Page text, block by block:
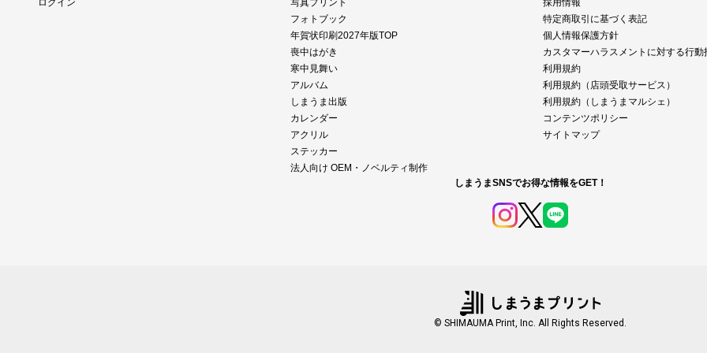
ログイン
写真プリント
フォトブック
年賀状印刷2027年版TOP
喪中はがき
寒中見舞い
アルバム
しまうま出版
カレンダー
アクリル
ステッカー
法人向け OEM・ノベルティ制作
採用情報
特定商取引に基づく表記
個人情報保護方針
カスタマーハラスメントに対する行動
利用規約
利用規約（店頭受取サービス）
利用規約（しまうまマルシェ）
コンテンツポリシー
サイトマップ
しまうまSNSでお得な情報をGET！
© SHIMAUMA Print, Inc. All Rights Reserved.